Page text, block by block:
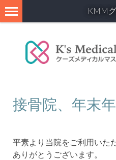
KMM
接骨院、年末
平素より当院をご利用いた
ありがとうございます。